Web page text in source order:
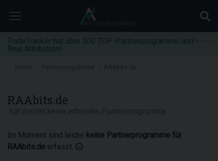
TradeTracker hat über 500 TOP-Partnerprogramme und
Real Attribution!
Home Partnerprogramme
RAAbits.de
Im Moment sind leider keine Partnerprogramme für
RAAbits.de erfasst.